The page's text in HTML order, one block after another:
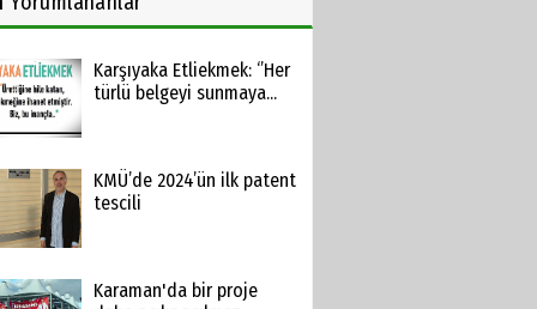
Karşıyaka Etliekmek: ‘’Her
türlü belgeyi sunmaya...
KMÜ’de 2024’ün ilk patent
tescili
Karaman'da bir proje